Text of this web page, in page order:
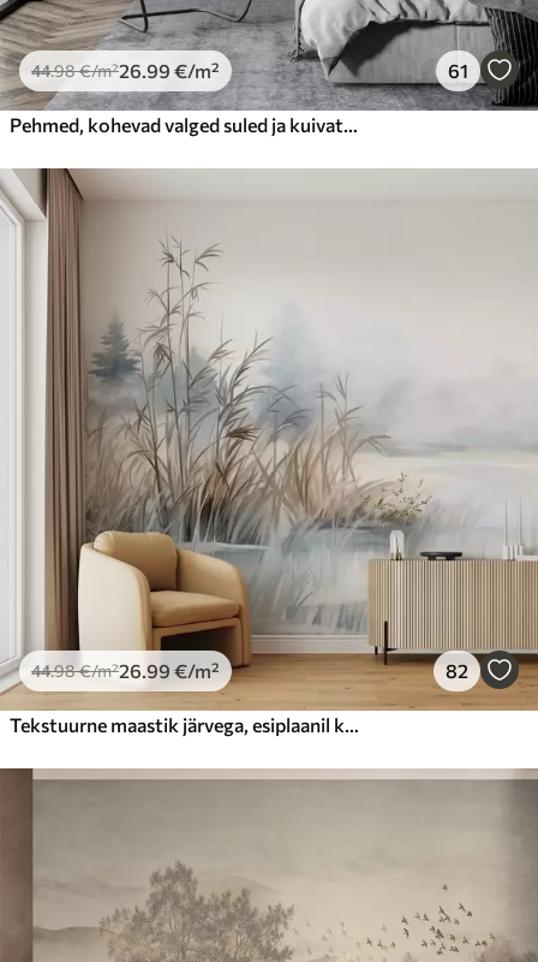
44.98€/m²26 .99 €/m² 61
44.98€/m²26 .99 €/m² 82